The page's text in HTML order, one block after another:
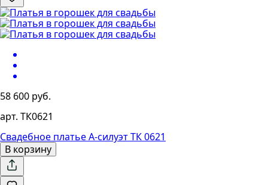
58 600 руб.
арт. ТК0621
Свадебное платье А-силуэт ТК 0621
В корзину